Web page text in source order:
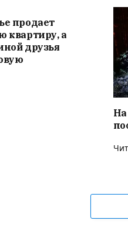
продает
квартиру, а
друзья